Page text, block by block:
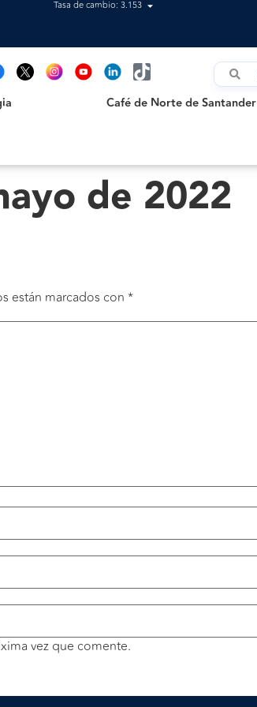
Tasa de cambio: 3.153
Café de Norte de Santander
de 2022
están marcados con *
vez que comente.